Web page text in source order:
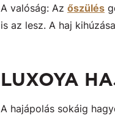
A valóság: Az őszülés
is az lesz. A haj
LUXOYA
A hajápolás sokáig